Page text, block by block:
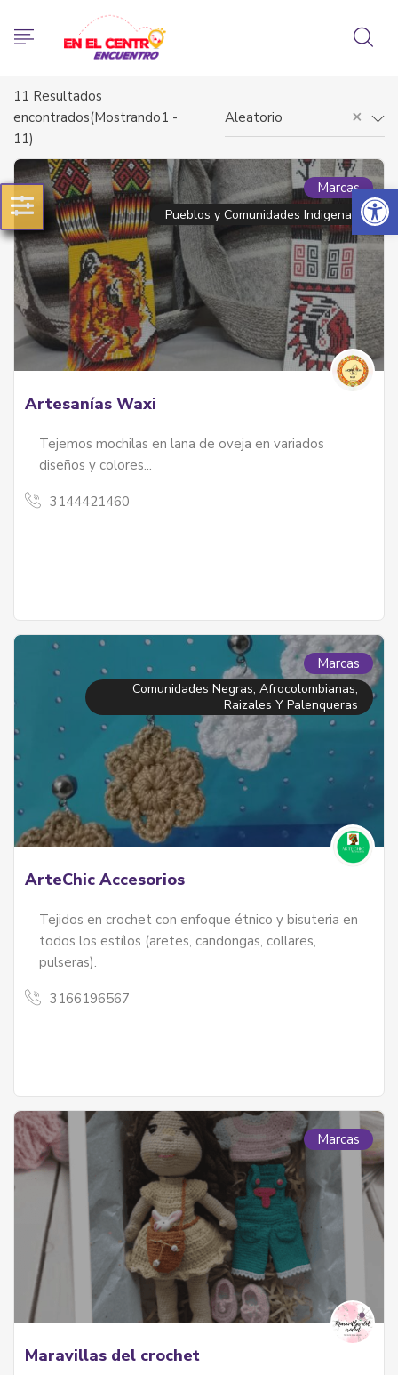
Abrir
y palenqueras - servicios
11 Resultados
encontrados(Mostrando1 -
11)
×
Aleatorio
Marcas
Pueblos y Comunidades Indigenas
Artesanías Waxi
Tejemos mochilas en lana de oveja en variados
diseños y colores...
3144421460
Marcas
Comunidades Negras, Afrocolombianas,
Raizales Y Palenqueras
ArteChic Accesorios
Tejidos en crochet con enfoque étnico y bisuteria en
todos los estílos (aretes, candongas, collares,
pulseras).
3166196567
Marcas
Maravillas del crochet